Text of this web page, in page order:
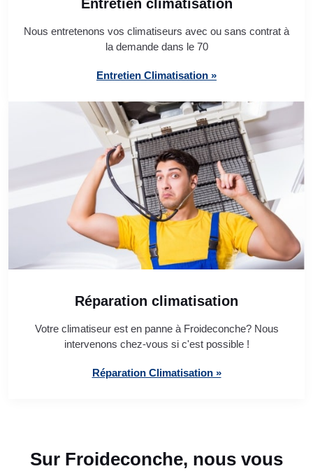
Entretien climatisation
Nous entretenons vos climatiseurs avec ou sans contrat à
la demande dans le 70
Entretien Climatisation »
Réparation climatisation
Votre climatiseur est en panne à Froideconche? Nous
intervenons chez-vous si c'est possible !
Réparation Climatisation »
Sur Froideconche, nous vous